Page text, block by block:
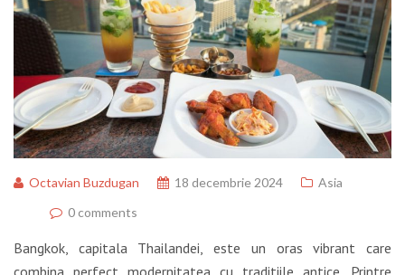
Octavian Buzdugan 18 decembrie 2024
Asia
0 comments
Bangkok, capitala Thailandei, este un oras vibrant care
combina perfect modernitatea cu traditiile antice. Printre